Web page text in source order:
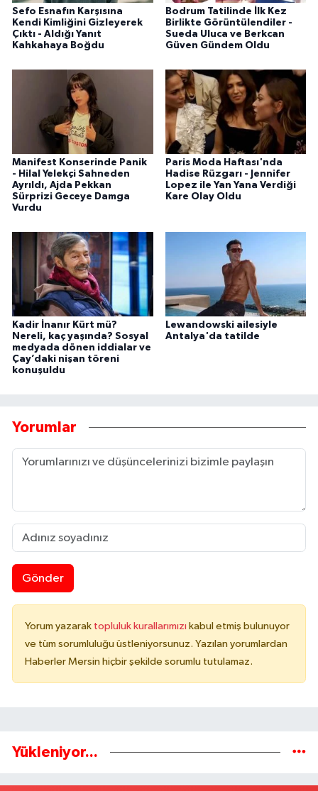
Sefo Esnafın Karşısına
Kendi Kimliğini Gizleyerek
Çıktı - Aldığı Yanıt
Kahkahaya Boğdu
Bodrum Tatilinde İlk Kez
Birlikte Görüntülendiler -
Sueda Uluca ve Berkcan
Güven Gündem Oldu
Manifest Konserinde Panik
- Hilal Yelekçi Sahneden
Ayrıldı, Ajda Pekkan
Sürprizi Geceye Damga
Vurdu
Paris Moda Haftası'nda
Hadise Rüzgarı - Jennifer
Lopez ile Yan Yana Verdiği
Kare Olay Oldu
Kadir İnanır Kürt mü?
Nereli, kaç yaşında? Sosyal
medyada dönen iddialar ve
Çay’daki nişan töreni
konuşuldu
Lewandowski ailesiyle
Antalya'da tatilde
Yorumlar
Gönder
Yorum yazarak topluluk kurallarımızı kabul etmiş bulunuyor
ve tüm sorumluluğu üstleniyorsunuz. Yazılan yorumlardan
Haberler Mersin hiçbir şekilde sorumlu tutulamaz.
Yükleniyor...